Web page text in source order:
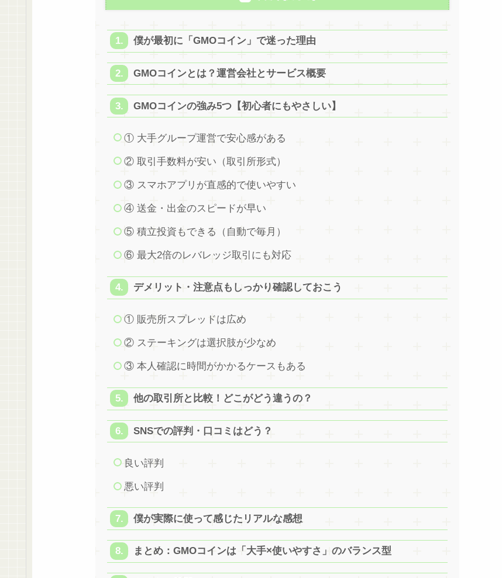
僕が最初に「GMOコイン」で迷った理由
GMOコインとは？運営会社とサービス概要
GMOコインの強み5つ【初心者にもやさしい】
① 大手グループ運営で安心感がある
② 取引手数料が安い（取引所形式）
③ スマホアプリが直感的で使いやすい
④ 送金・出金のスピードが早い
⑤ 積立投資もできる（自動で毎月）
⑥ 最大2倍のレバレッジ取引にも対応
デメリット・注意点もしっかり確認しておこう
① 販売所スプレッドは広め
② ステーキングは選択肢が少なめ
③ 本人確認に時間がかかるケースもある
他の取引所と比較！どこがどう違うの？
SNSでの評判・口コミはどう？
良い評判
悪い評判
僕が実際に使って感じたリアルな感想
まとめ：GMOコインは「大手×使いやすさ」のバランス型